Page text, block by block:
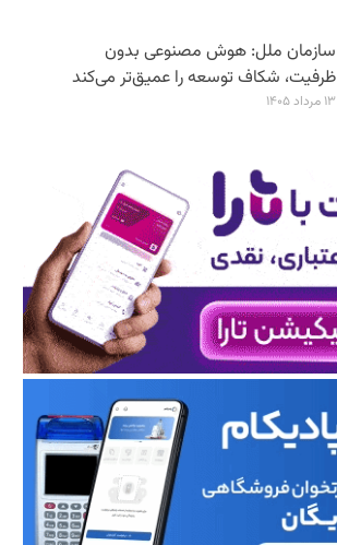
سازمان ملل: هوش مصنوعی بدون
ظرفیت، شکاف توسعه را عمیق‌تر می‌کند
۱۳ مرداد ۱۴۰۵